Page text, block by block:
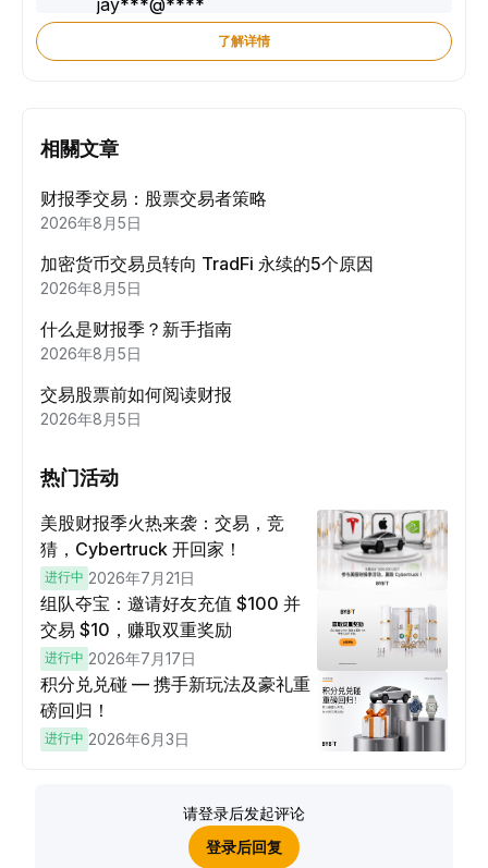
了解详情
相關文章
财报季交易：股票交易者策略
2026年8月5日
加密货币交易员转向 TradFi 永续的5个原因
2026年8月5日
什么是财报季？新手指南
2026年8月5日
交易股票前如何阅读财报
2026年8月5日
热门活动
美股财报季火热来袭：交易，竞
猜，Cybertruck 开回家！
进行中 2026年7月21日
组队夺宝：邀请好友充值 $100 并
交易 $10，赚取双重奖励
进行中 2026年7月17日
积分兑兑碰 — 携手新玩法及豪礼重
磅回归！
进行中 2026年6月3日
请登录后发起评论
登录后回复